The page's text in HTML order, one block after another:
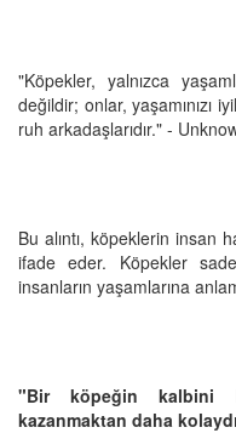
"Köpekler, yalnızca
değildir; onlar, yaşamınızı
ruh arkadaşlarıdır." -
Bu alıntı, köpeklerin insan
ifade eder. Köpekler
insanların yaşamlarına
"Bir köpeğin kalbini
kazanmaktan daha